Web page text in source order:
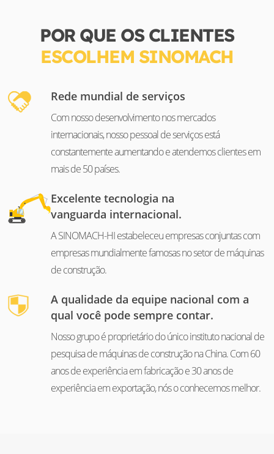
POR QUE OS CLIENTES
ESCOLHEM SINOMACH
Rede mundial de serviços
Com nosso desenvolvimento nos mercados
internacionais, nosso pessoal de serviços está
constantemente aumentando e atendemos clientes em
mais de 50 países.
Excelente tecnologia na
vanguarda internacional.
A SINOMACH-HI estabeleceu empresas conjuntas com
empresas mundialmente famosas no setor de máquinas
de construção.
A qualidade da equipe nacional com a
qual você pode sempre contar.
Nosso grupo é proprietário do único instituto nacional de
pesquisa de máquinas de construção na China. Com 60
anos de experiência em fabricação e 30 anos de
experiência em exportação, nós o conhecemos melhor.